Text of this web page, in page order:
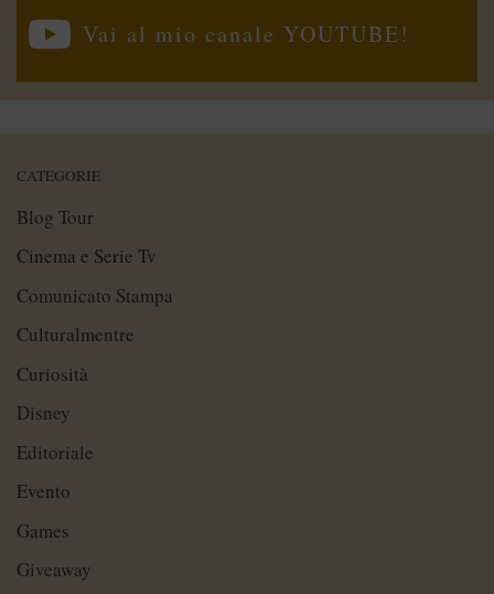
Vai al mio canale YOUTUBE!
CATEGORIE
Blog Tour
Cinema e Serie Tv
Comunicato Stampa
Culturalmentre
Curiosità
Disney
Editoriale
Evento
Games
Giveaway